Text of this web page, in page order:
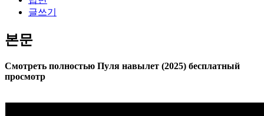
글쓰기
본문
Смотреть полностью Пуля навылет (2025) бесплатный
просмотр